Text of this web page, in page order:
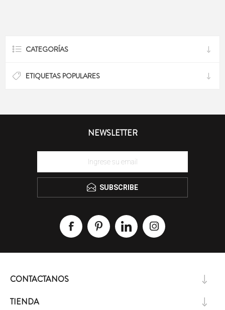
CATEGORÍAS
ETIQUETAS POPULARES
NEWSLETTER
SUBSCRIBE
CONTACTANOS
TIENDA